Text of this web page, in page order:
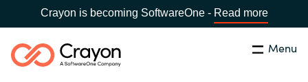
Crayon is becoming SoftwareOne - Read more
Menu
Søg Luk